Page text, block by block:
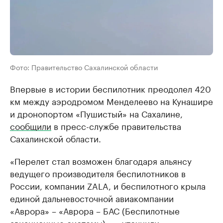
Фото: Правительство Сахалинской области
Впервые в истории беспилотник преодолел 420
км между аэродромом Менделеево на Кунашире
и дронопортом «Пушистый» на Сахалине,
сообщили в пресс-службе правительства
Сахалинской области.
«Перелет стал возможен благодаря альянсу
ведущего производителя беспилотников в
России, компании ZALA, и беспилотного крыла
единой дальневосточной авиакомпании
«Аврора» – «Аврора – БАС (Беспилотные